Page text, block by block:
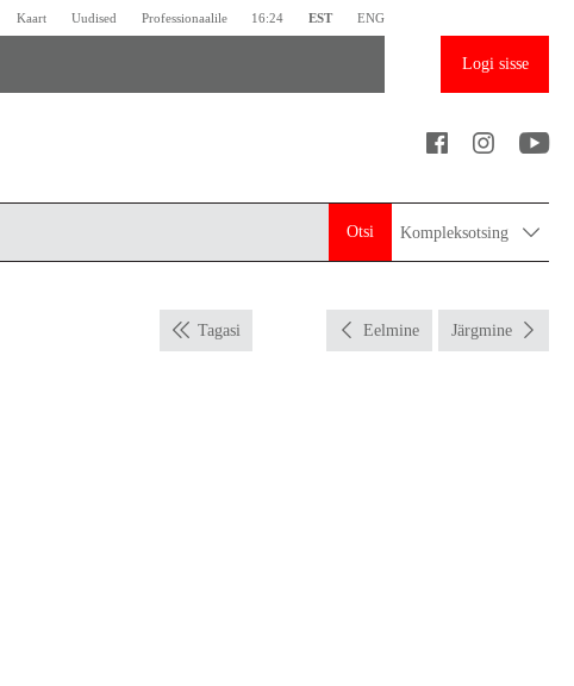
Kaart Uudised Professionaalile 16:24 EST ENG
Logi sisse
Otsi Kompleksotsing
Tagasi Eelmine Järgmine